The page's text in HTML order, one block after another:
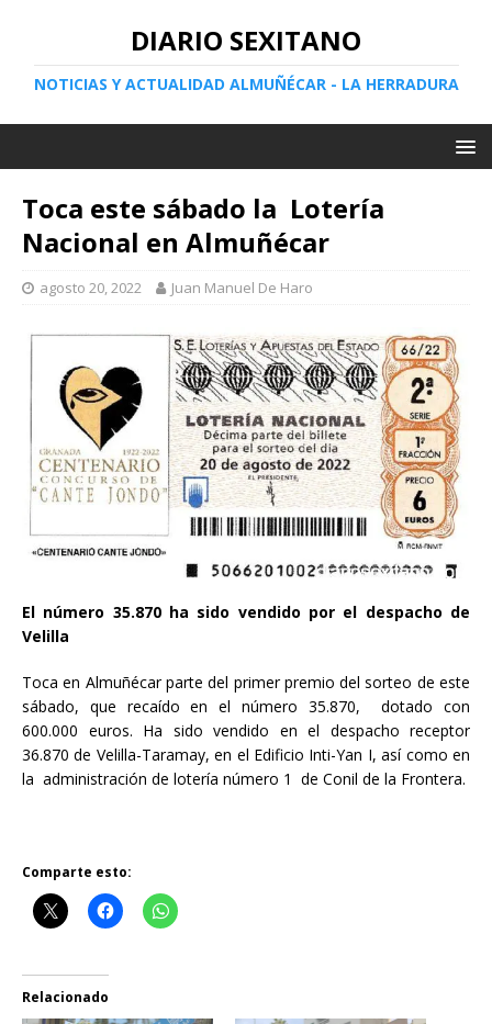
DIARIO SEXITANO
NOTICIAS Y ACTUALIDAD ALMUÑÉCAR - LA HERRADURA
Toca este sábado la Lotería
Nacional en Almuñécar
agosto 20, 2022 Juan Manuel De Haro
El número 35.870 ha sido vendido por el despacho de
Velilla
Toca en Almuñécar parte del primer premio del sorteo de este
sábado, que recaído en el número 35.870, dotado con
600.000 euros. Ha sido vendido en el despacho receptor
36.870 de Velilla-Taramay, en el Edificio Inti-Yan I, así como en
la administración de lotería número 1 de Conil de la Frontera.
Comparte esto:
Relacionado